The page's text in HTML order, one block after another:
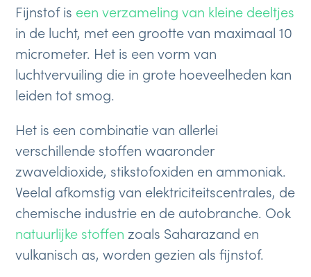
Fijnstof is een verzameling van kleine deeltjes
in de lucht, met een grootte van maximaal 10
micrometer. Het is een vorm van
luchtvervuiling die in grote hoeveelheden kan
leiden tot smog.
Het is een combinatie van allerlei
verschillende stoffen waaronder
zwaveldioxide, stikstofoxiden en ammoniak.
Veelal afkomstig van elektriciteitscentrales, de
chemische industrie en de autobranche. Ook
natuurlijke stoffen zoals Saharazand en
vulkanisch as, worden gezien als fijnstof.